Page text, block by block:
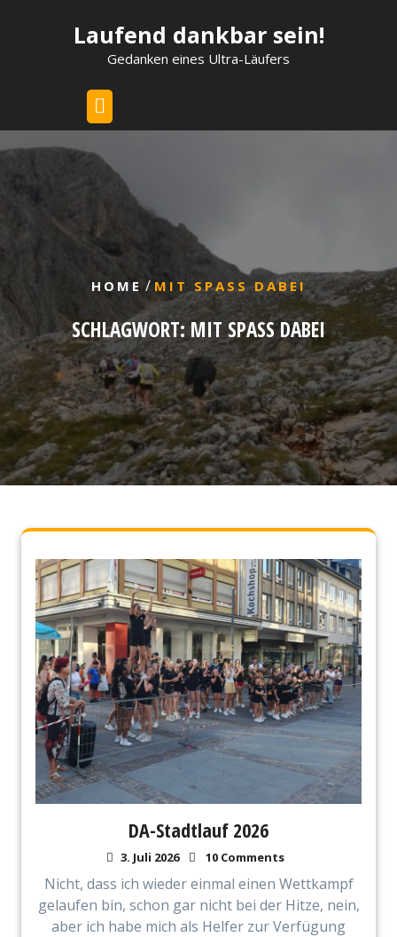
Laufend dankbar sein!
Gedanken eines Ultra-Läufers
HOME / MIT SPASS DABEI
SCHLAGWORT:MIT SPASS DABEI
DA-Stadtlauf 2026
3. Juli 2026 10 Comments
Nicht, dass ich wieder einmal einen Wettkampf
gelaufen bin, schon gar nicht bei der Hitze, nein,
aber ich habe mich als Helfer zur Verfügung